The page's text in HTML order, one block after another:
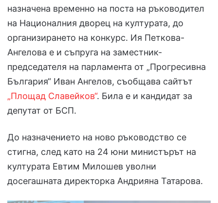
назначена временно на поста на ръководител
на Националния дворец на културата, до
организирането на конкурс. Ия Петкова-
Ангелова е и съпруга на заместник-
председателя на парламента от „Прогресивна
България“ Иван Ангелов, съобщава сайтът
„Площад Славейков“. Била е и кандидат за
депутат от БСП.
До назначението на ново ръководство се
стигна, след като на 24 юни министърът на
културата Евтим Милошев уволни
досегашната директорка Андрияна Татарова.